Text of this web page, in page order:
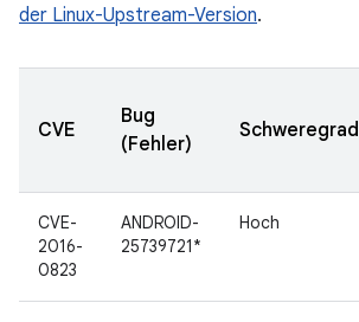
der Linux-Upstream-Version.
CVE
Bug
(Fehler)
Schweregrad
CVE-
2016-
0823
ANDROID-
25739721*
Hoch